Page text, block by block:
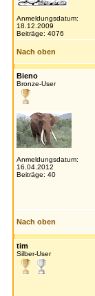
Anmeldungsdatum:
18.12.2009
Beiträge: 4076
Nach oben
Bieno
Bronze-User
Anmeldungsdatum:
16.04.2012
Beiträge: 40
Nach oben
tim
Silber-User